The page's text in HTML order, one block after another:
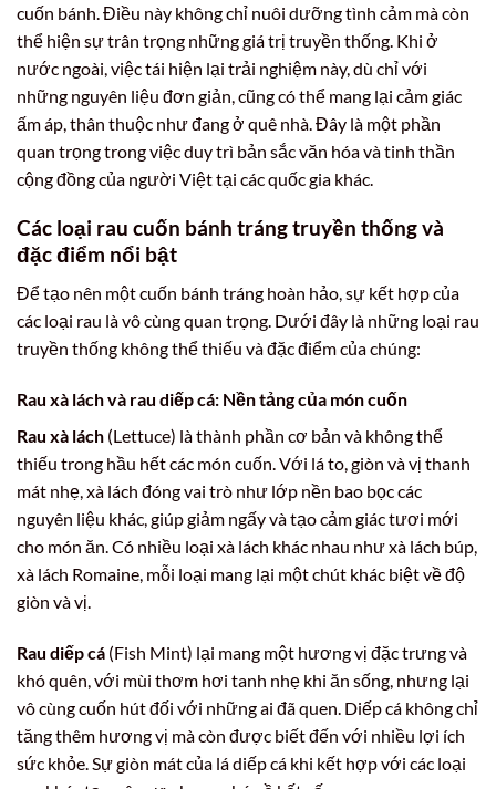
cuốn bánh. Điều này không chỉ nuôi dưỡng tình cảm mà còn
thể hiện sự trân trọng những giá trị truyền thống. Khi ở
nước ngoài, việc tái hiện lại trải nghiệm này, dù chỉ với
những nguyên liệu đơn giản, cũng có thể mang lại cảm giác
ấm áp, thân thuộc như đang ở quê nhà. Đây là một phần
quan trọng trong việc duy trì bản sắc văn hóa và tinh thần
cộng đồng của người Việt tại các quốc gia khác.
Các loại rau cuốn bánh tráng truyền thống và
đặc điểm nổi bật
Để tạo nên một cuốn bánh tráng hoàn hảo, sự kết hợp của
các loại rau là vô cùng quan trọng. Dưới đây là những loại rau
truyền thống không thể thiếu và đặc điểm của chúng:
Rau xà lách và rau diếp cá: Nền tảng của món cuốn
Rau xà lách (Lettuce) là thành phần cơ bản và không thể
thiếu trong hầu hết các món cuốn. Với lá to, giòn và vị thanh
mát nhẹ, xà lách đóng vai trò như lớp nền bao bọc các
nguyên liệu khác, giúp giảm ngấy và tạo cảm giác tươi mới
cho món ăn. Có nhiều loại xà lách khác nhau như xà lách búp,
xà lách Romaine, mỗi loại mang lại một chút khác biệt về độ
giòn và vị.
Rau diếp cá (Fish Mint) lại mang một hương vị đặc trưng và
khó quên, với mùi thơm hơi tanh nhẹ khi ăn sống, nhưng lại
vô cùng cuốn hút đối với những ai đã quen. Diếp cá không chỉ
tăng thêm hương vị mà còn được biết đến với nhiều lợi ích
sức khỏe. Sự giòn mát của lá diếp cá khi kết hợp với các loại